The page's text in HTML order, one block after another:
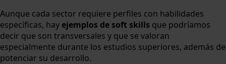
Aunque cada sector requiere perfiles con habilidades
específicas, hay ejemplos de soft skills que podríamos
decir que son transversales y que se valoran
especialmente durante los estudios superiores, además de
potenciar su desarrollo.